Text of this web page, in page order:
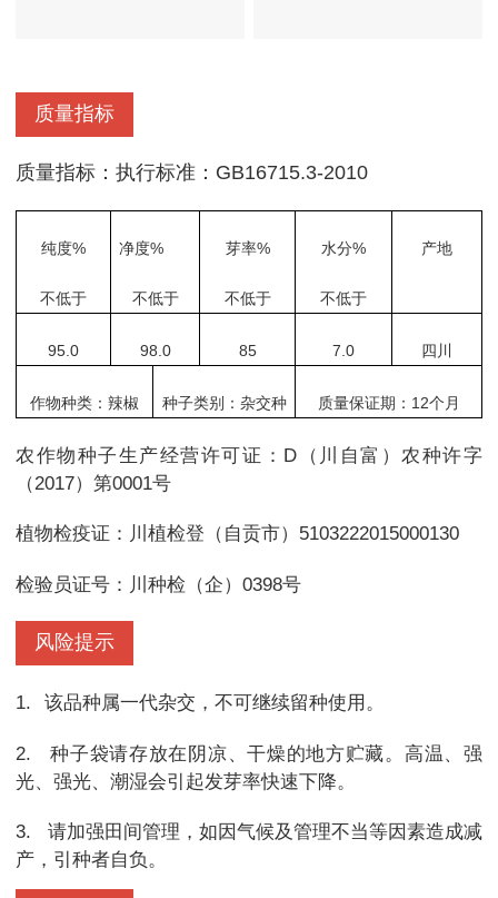
质量指标
质量指标：执行标准：GB16715.3-2010
纯度%
不低于
净度%
不低于
芽率%
不低于
水分%
不低于
产地
95.0 98.0 85 7.0 四川
作物种类：辣椒 种子类别：杂交种 质量保证期：12个月
农作物种子生产经营许可证：D（川自富）农种许字
（2017）第0001号
植物检疫证：川植检登（自贡市）5103222015000130
检验员证号：川种检（企）0398号
风险提示
1. 该品种属一代杂交，不可继续留种使用。
2.
种子袋请存放在阴凉、干燥的地方贮藏。高温、强
光、强光、潮湿会引起发芽率快速下降。
3.
请加强田间管理，如因气候及管理不当等因素造成减
产，引种者自负。